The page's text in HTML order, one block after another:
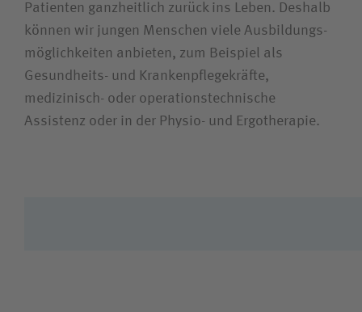
Unfallversicherungsträger
Zuweiserin / Zuweiser
Bewerberin / Bewerber
Patienten ganz­heitlich zurück ins Leben. Deshalb
können wir jungen Menschen viele Ausbildungs­
möglichkeiten anbieten, zum Beispiel als
Gesundheits- und Krankenpflegekräfte,
medizinisch- oder operations­technische
Assistenz oder in der Physio- und Ergotherapie.